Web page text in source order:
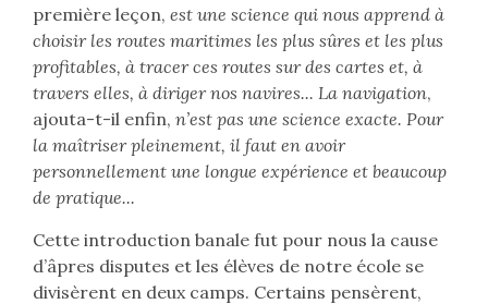
première leçon, est une science qui nous apprend à
choisir les routes maritimes les plus sûres et les plus
profitables, à tracer ces routes sur des cartes et, à
travers elles, à diriger nos navires... La navigation,
ajouta-t-il enfin, n’est pas une science exacte. Pour
la maîtriser pleinement, il faut en avoir
personnellement une longue expérience et beaucoup
de pratique...
Cette introduction banale fut pour nous la cause
d’âpres disputes et les élèves de notre école se
divisèrent en deux camps. Certains pensèrent,